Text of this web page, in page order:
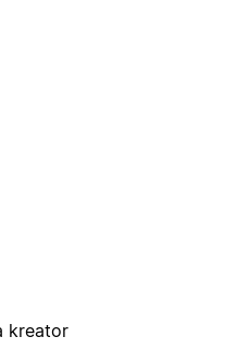
kreator